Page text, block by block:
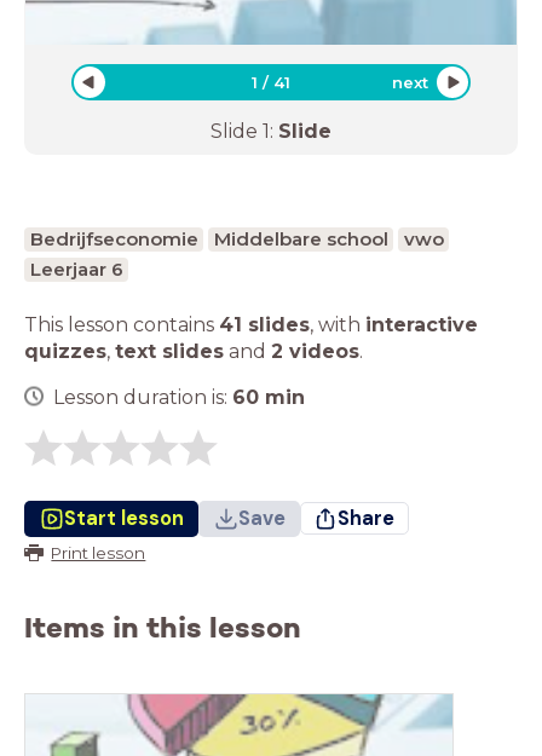
1 / 41 next
Slide 1: Slide
Bedrijfseconomie Middelbare school
vwo
Leerjaar 6
This lesson contains 41 slides, with interactive
quizzes, text slides and 2 videos.
Lesson duration is: 60 min
Start lesson Save Share
Print lesson
Items in this lesson